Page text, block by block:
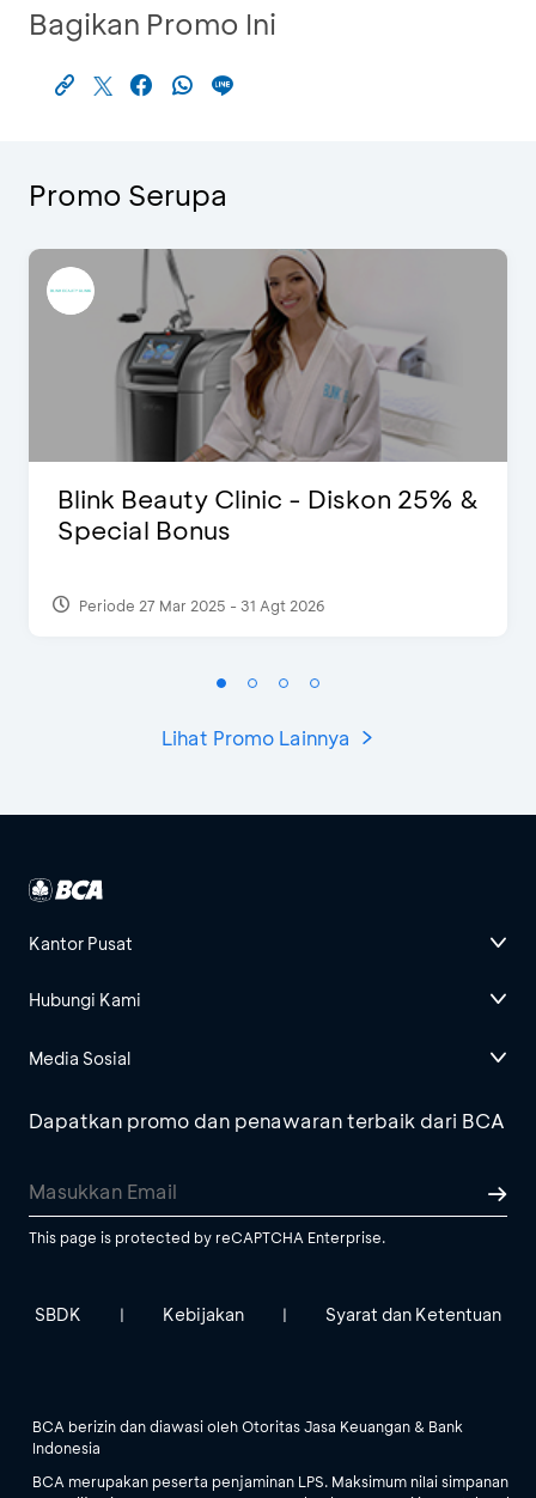
Bagikan Promo Ini
Promo Serupa
Blink Beauty Clinic - Diskon 25% &
Special Bonus
Periode 27 Mar 2025 - 31 Agt 2026
Lihat Promo Lainnya
Kantor Pusat
Hubungi Kami
Media Sosial
Dapatkan promo dan penawaran terbaik dari BCA
This page is protected by reCAPTCHA Enterprise.
SBDK | Kebijakan | Syarat dan Ketentuan
BCA berizin dan diawasi oleh Otoritas Jasa Keuangan & Bank
Indonesia
BCA merupakan peserta penjaminan LPS. Maksimum nilai simpanan